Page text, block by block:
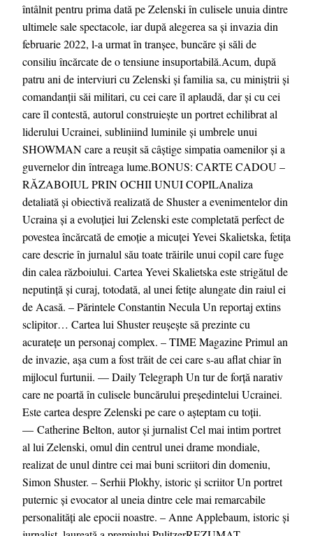
întâlnit pentru prima dată pe Zelenski în culisele unuia dintre
ultimele sale spectacole, iar după alegerea sa și invazia din
februarie 2022, l-a urmat în tranșee, buncăre și săli de
consiliu încărcate de o tensiune insuportabilă.Acum, după
patru ani de interviuri cu Zelenski și familia sa, cu miniștrii și
comandanții săi militari, cu cei care îl aplaudă, dar și cu cei
care îl contestă, autorul construiește un portret echilibrat al
liderului Ucrainei, subliniind luminile și umbrele unui
SHOWMAN care a reușit să câștige simpatia oamenilor și a
guvernelor din întreaga lume.BONUS: CARTE CADOU –
RĂZABOIUL PRIN OCHII UNUI COPILAnaliza
detaliată și obiectivă realizată de Shuster a evenimentelor din
Ucraina și a evoluției lui Zelenski este completată perfect de
povestea încărcată de emoție a micuței Yevei Skalietska, fetița
care descrie în jurnalul său toate trăirile unui copil care fuge
din calea războiului. Cartea Yevei Skalietska este strigătul de
neputință și curaj, totodată, al unei fetițe alungate din raiul ei
de Acasă. – Părintele Constantin Necula Un reportaj extins
sclipitor… Cartea lui Shuster reușește să prezinte cu
acuratețe un personaj complex. – TIME Magazine Primul an
de invazie, așa cum a fost trăit de cei care s-au aflat chiar în
mijlocul furtunii. — Daily Telegraph Un tur de forță narativ
care ne poartă în culisele buncărului președintelui Ucrainei.
Este cartea despre Zelenski pe care o așteptam cu toții.
— Catherine Belton, autor și jurnalist Cel mai intim portret
al lui Zelenski, omul din centrul unei drame mondiale,
realizat de unul dintre cei mai buni scriitori din domeniu,
Simon Shuster. – Serhii Plokhy, istoric și scriitor Un portret
puternic și evocator al uneia dintre cele mai remarcabile
personalități ale epocii noastre. – Anne Applebaum, istoric și